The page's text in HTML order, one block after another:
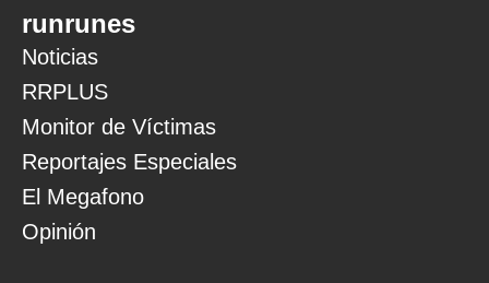
runrunes
Noticias
RRPLUS
Monitor de Víctimas
Reportajes Especiales
El Megafono
Opinión